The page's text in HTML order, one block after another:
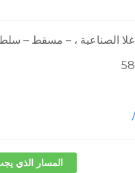
المسار الذي